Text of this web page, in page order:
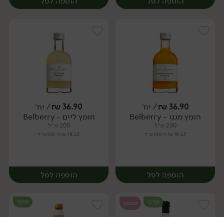
יח׳ יח׳
36.90
₪/ יח׳
חומץ מנגו - Belberry
200 מ״ל
18.45 ₪ ל-100 מ״ל
הוספה לסל
36.90
₪/ יח׳
חומץ ליים - Belberry
200 מ״ל
18.45 ₪ ל-100 מ״ל
הוספה לסל
אורגני טבעוני אורגני